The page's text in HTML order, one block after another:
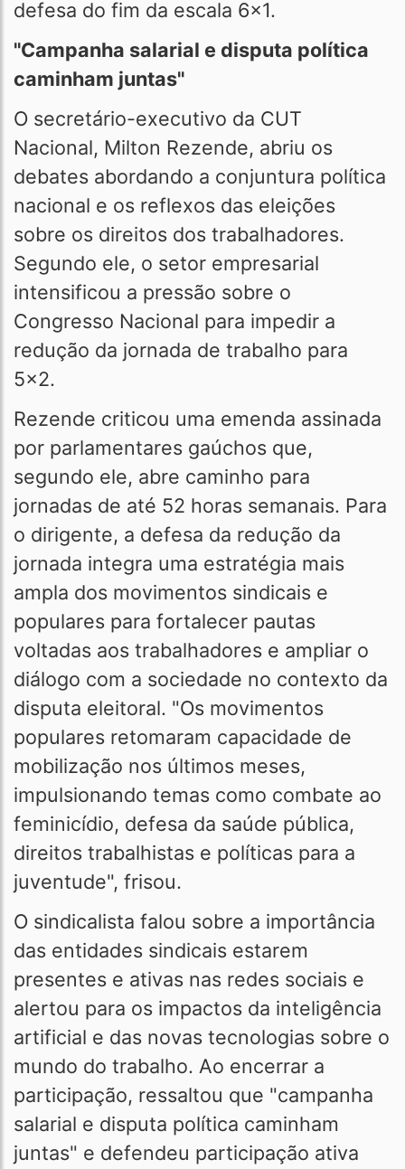
defesa do fim da escala 6x1.
"Campanha salarial e disputa política
caminham juntas"
O secretário-executivo da CUT
Nacional, Milton Rezende, abriu os
debates abordando a conjuntura política
nacional e os reflexos das eleições
sobre os direitos dos trabalhadores.
Segundo ele, o setor empresarial
intensificou a pressão sobre o
Congresso Nacional para impedir a
redução da jornada de trabalho para
5x2.
Rezende criticou uma emenda assinada
por parlamentares gaúchos que,
segundo ele, abre caminho para
jornadas de até 52 horas semanais. Para
o dirigente, a defesa da redução da
jornada integra uma estratégia mais
ampla dos movimentos sindicais e
populares para fortalecer pautas
voltadas aos trabalhadores e ampliar o
diálogo com a sociedade no contexto da
disputa eleitoral. "Os movimentos
populares retomaram capacidade de
mobilização nos últimos meses,
impulsionando temas como combate ao
feminicídio, defesa da saúde pública,
direitos trabalhistas e políticas para a
juventude", frisou.
O sindicalista falou sobre a importância
das entidades sindicais estarem
presentes e ativas nas redes sociais e
alertou para os impactos da inteligência
artificial e das novas tecnologias sobre o
mundo do trabalho. Ao encerrar a
participação, ressaltou que "campanha
salarial e disputa política caminham
juntas" e defendeu participação ativa